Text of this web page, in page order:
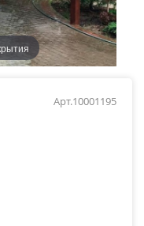
Арт.10001195